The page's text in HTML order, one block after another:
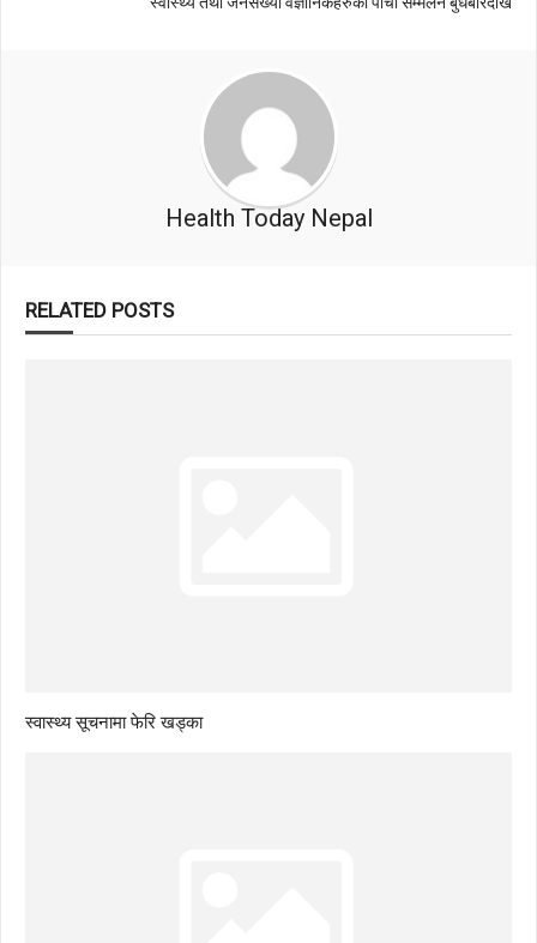
Health Today Nepal
RELATED POSTS
स्वास्थ्य सूचनामा फेरि खड्का